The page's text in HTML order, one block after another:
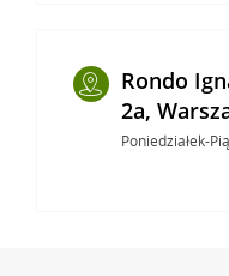
Rondo
2a,
Poniedziałek-